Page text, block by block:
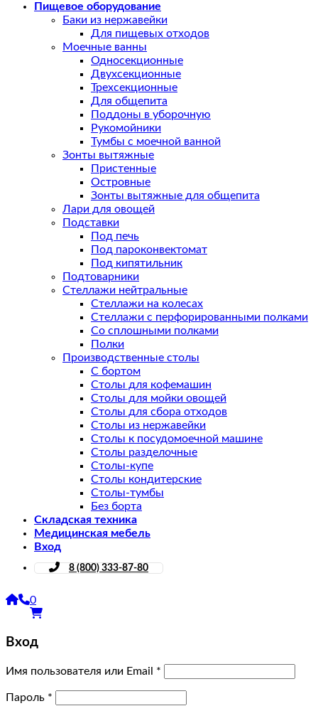
Пищевое оборудование
Баки из нержавейки
Для пищевых отходов
Моечные ванны
Односекционные
Двухсекционные
Трехсекционные
Для общепита
Поддоны в уборочную
Рукомойники
Тумбы с моечной ванной
Зонты вытяжные
Пристенные
Островные
Зонты вытяжные для общепита
Лари для овощей
Подставки
Под печь
Под пароконвектомат
Под кипятильник
Подтоварники
Стеллажи нейтральные
Стеллажи на колесах
Стеллажи с перфорированными полками
Со сплошными полками
Полки
Производственные столы
С бортом
Столы для кофемашин
Столы для мойки овощей
Столы для сбора отходов
Столы из нержавейки
Столы к посудомоечной машине
Столы разделочные
Столы-купе
Столы кондитерские
Столы-тумбы
Без борта
Складская техника
Медицинская мебель
Вход
8 (800) 333-87-80
0
Вход
Имя пользователя или Email *
Пароль *